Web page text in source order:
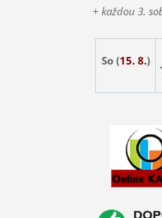
+ každou 3.
So (15. 8.)